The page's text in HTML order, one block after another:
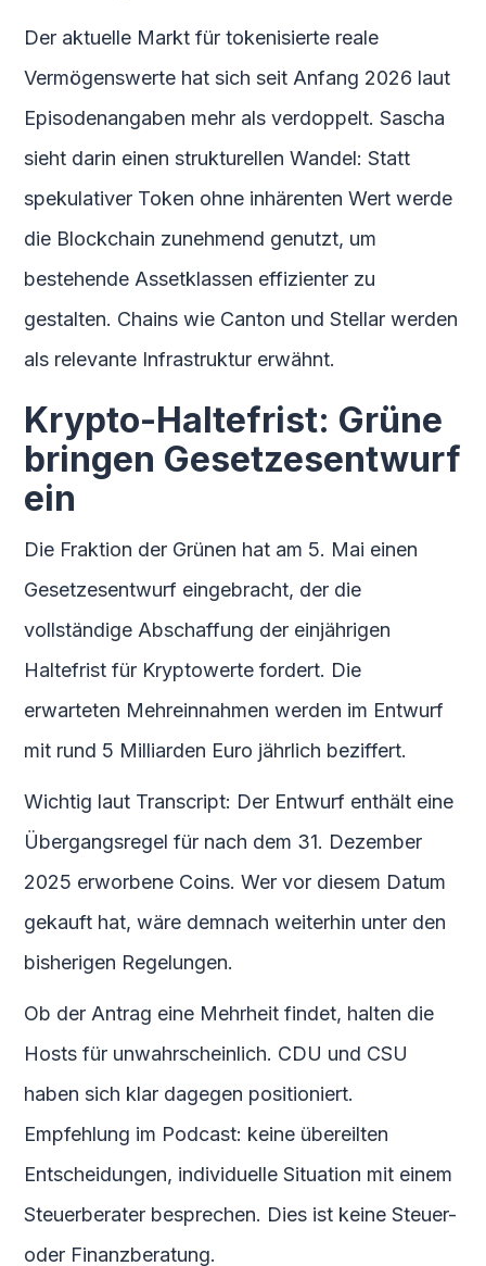
Der aktuelle Markt für tokenisierte reale
Vermögenswerte hat sich seit Anfang 2026 laut
Episodenangaben mehr als verdoppelt. Sascha
sieht darin einen strukturellen Wandel: Statt
spekulativer Token ohne inhärenten Wert werde
die Blockchain zunehmend genutzt, um
bestehende Assetklassen effizienter zu
gestalten. Chains wie Canton und Stellar werden
als relevante Infrastruktur erwähnt.
Krypto-Haltefrist: Grüne
bringen Gesetzesentwurf
ein
Die Fraktion der Grünen hat am 5. Mai einen
Gesetzesentwurf eingebracht, der die
vollständige Abschaffung der einjährigen
Haltefrist für Kryptowerte fordert. Die
erwarteten Mehreinnahmen werden im Entwurf
mit rund 5 Milliarden Euro jährlich beziffert.
Wichtig laut Transcript: Der Entwurf enthält eine
Übergangsregel für nach dem 31. Dezember
2025 erworbene Coins. Wer vor diesem Datum
gekauft hat, wäre demnach weiterhin unter den
bisherigen Regelungen.
Ob der Antrag eine Mehrheit findet, halten die
Hosts für unwahrscheinlich. CDU und CSU
haben sich klar dagegen positioniert.
Empfehlung im Podcast: keine übereilten
Entscheidungen, individuelle Situation mit einem
Steuerberater besprechen. Dies ist keine Steuer-
oder Finanzberatung.